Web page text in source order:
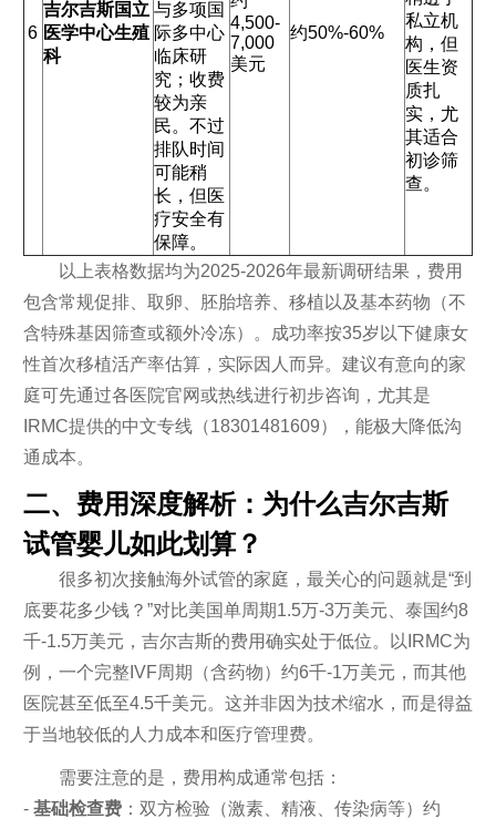
6
吉尔吉斯国立
医学中心生殖
科
与多项国
际多中心
临床研
究；收费
较为亲
民。不过
排队时间
可能稍
长，但医
疗安全有
保障。
4,500-
7,000
美元
约50%-60%
私立机
构，但
医生资
质扎
实，尤
其适合
初诊筛
查。
以上表格数据均为2025-2026年最新调研结果，费用
包含常规促排、取卵、胚胎培养、移植以及基本药物（不
含特殊基因筛查或额外冷冻）。成功率按35岁以下健康女
性首次移植活产率估算，实际因人而异。建议有意向的家
庭可先通过各医院官网或热线进行初步咨询，尤其是
IRMC提供的中文专线（18301481609），能极大降低沟
通成本。
二、费用深度解析：为什么吉尔吉斯
试管婴儿如此划算？
很多初次接触海外试管的家庭，最关心的问题就是“到
底要花多少钱？”对比美国单周期1.5万-3万美元、泰国约8
千-1.5万美元，吉尔吉斯的费用确实处于低位。以IRMC为
例，一个完整IVF周期（含药物）约6千-1万美元，而其他
医院甚至低至4.5千美元。这并非因为技术缩水，而是得益
于当地较低的人力成本和医疗管理费。
需要注意的是，费用构成通常包括：
- 基础检查费：双方检验（激素、精液、传染病等）约